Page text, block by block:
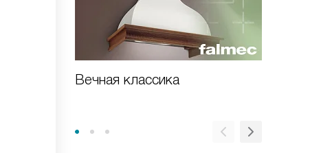
Вечная классика